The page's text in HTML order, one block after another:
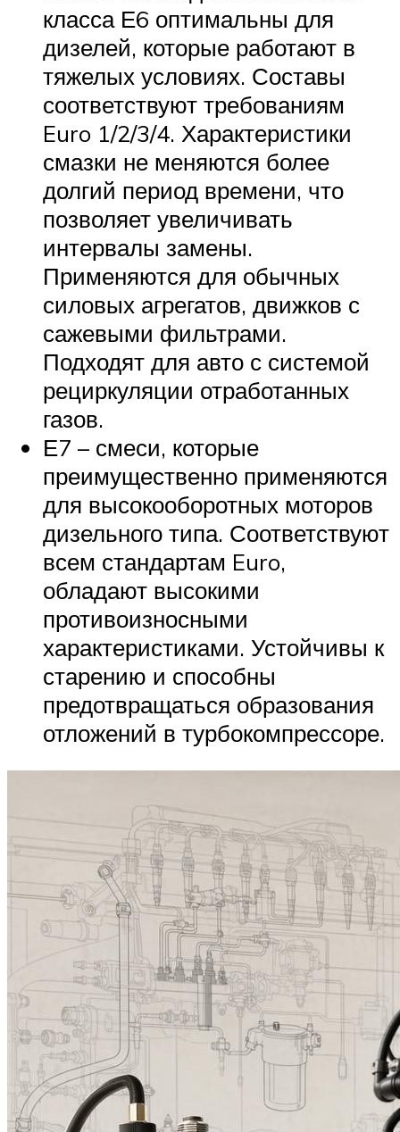
класса Е6 оптимальны для
дизелей, которые работают в
тяжелых условиях. Составы
соответствуют требованиям
Euro 1/2/3/4. Характеристики
смазки не меняются более
долгий период времени, что
позволяет увеличивать
интервалы замены.
Применяются для обычных
силовых агрегатов, движков с
сажевыми фильтрами.
Подходят для авто с системой
рециркуляции отработанных
газов.
Е7 – смеси, которые
преимущественно применяются
для высокооборотных моторов
дизельного типа. Соответствуют
всем стандартам Euro,
обладают высокими
противоизносными
характеристиками. Устойчивы к
старению и способны
предотвращаться образования
отложений в турбокомпрессоре.